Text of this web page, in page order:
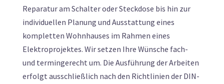
Reparatur am Schalter oder Steckdose bis hin zur
individuellen Planung und Ausstattung eines
kompletten Wohnhauses im Rahmen eines
Elektroprojektes. Wir setzen Ihre Wünsche fach-
und termingerecht um. Die Ausführung der Arbeiten
erfolgt ausschließlich nach den Richtlinien der DIN-